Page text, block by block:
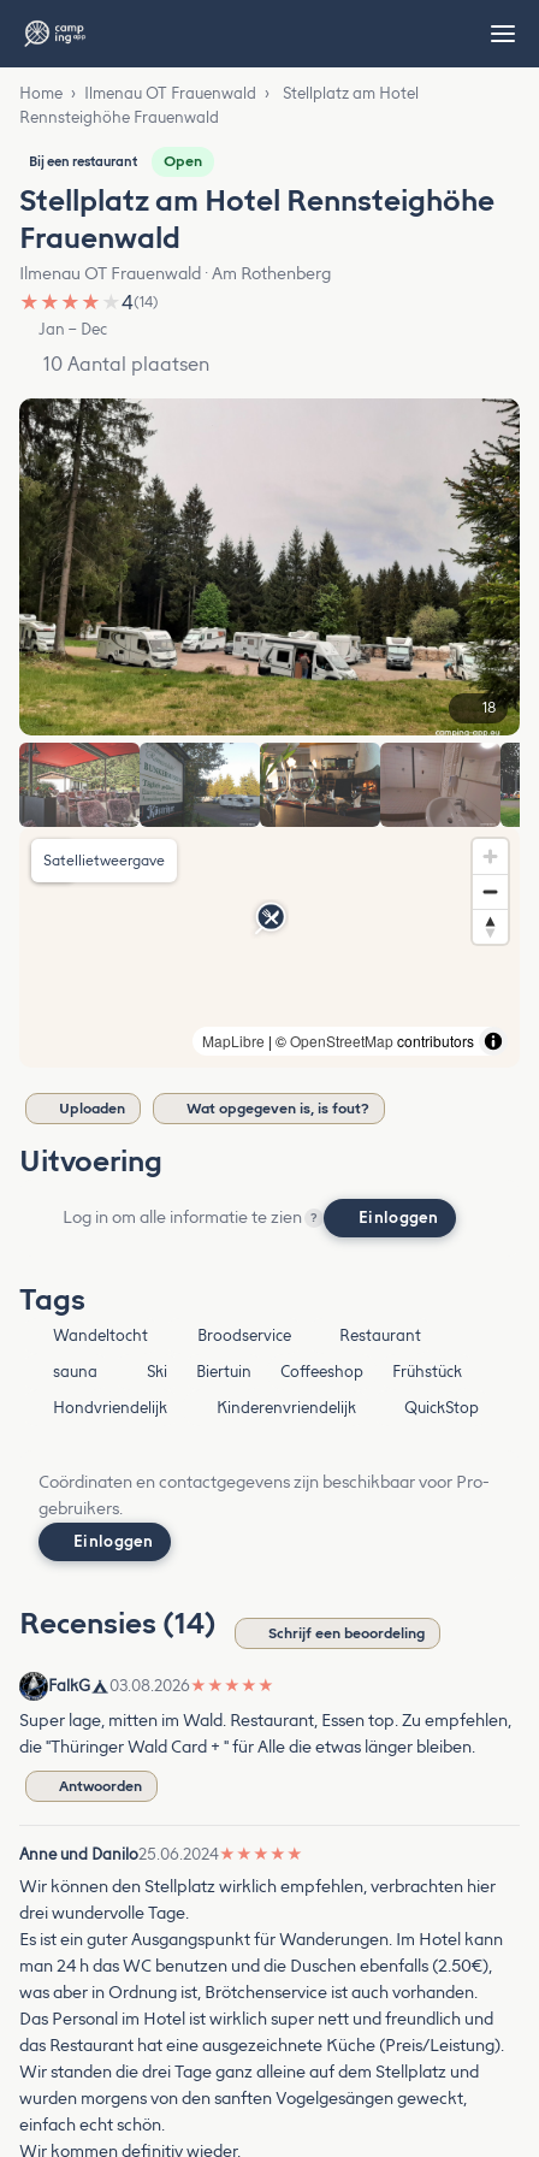
Home › Ilmenau OT Frauenwald ›
Stellplatz am Hotel
Rennsteighöhe Frauenwald
Bij een restaurant Open
Stellplatz am Hotel Rennsteighöhe
Frauenwald
Ilmenau OT Frauenwald · Am Rothenberg
★ ★ ★ ★ ★4(14)
Jan – Dec
10 Aantal plaatsen
18
MapLibre | ©OpenStreetMapcontributors
Satellietweergave
Uploaden Wat opgegeven is, is fout?
Uitvoering
Log in om alle informatie te zien ? Einloggen
Tags
Wandeltocht Broodservice
Restaurant
sauna
Ski Biertuin Coffeeshop
Frühstück
Hondvriendelijk
Kinderenvriendelijk QuickStop
Coördinaten en contactgegevens zijn beschikbaar voor Pro-
gebruikers.
Einloggen
Recensies (14) Schrijf een beoordeling
FalkG 03.08.2026★ ★ ★ ★ ★
Super lage, mitten im Wald. Restaurant, Essen top. Zu empfehlen,
die "Thüringer Wald Card + " für Alle die etwas länger bleiben.
Antwoorden
Anne und Danilo25.06.2024★ ★ ★ ★ ★
Wir können den Stellplatz wirklich empfehlen, verbrachten hier
drei wundervolle Tage.
Es ist ein guter Ausgangspunkt für Wanderungen. Im Hotel kann
man 24 h das WC benutzen und die Duschen ebenfalls (2.50€),
was aber in Ordnung ist, Brötchenservice ist auch vorhanden.
Das Personal im Hotel ist wirklich super nett und freundlich und
das Restaurant hat eine ausgezeichnete Küche (Preis/Leistung).
Wir standen die drei Tage ganz alleine auf dem Stellplatz und
wurden morgens von den sanften Vogelgesängen geweckt,
einfach echt schön.
Wir kommen definitiv wieder.